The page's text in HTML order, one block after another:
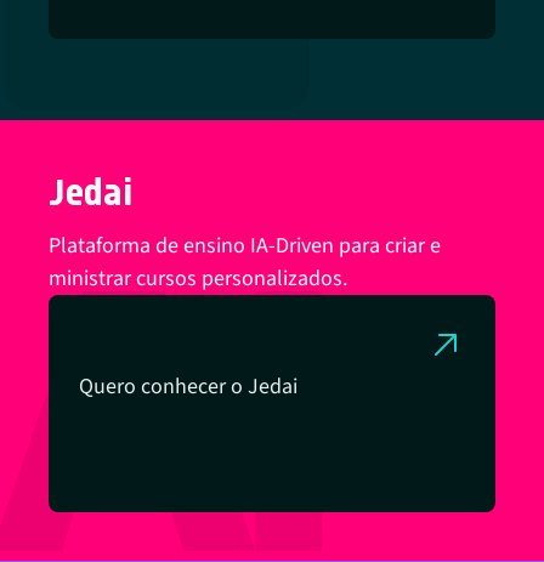
Jedai
Plataforma de ensino IA-Driven para criar e
ministrar cursos personalizados.
Quero conhecer o Jedai